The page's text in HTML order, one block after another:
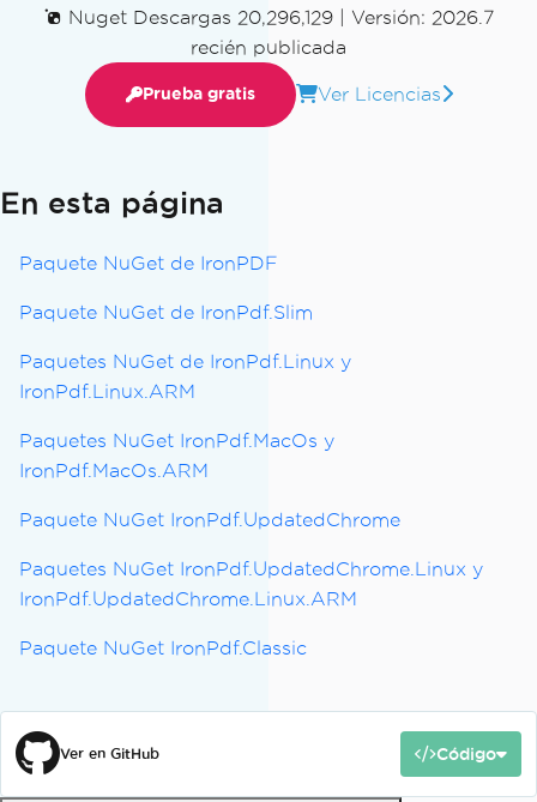
Nuget Descargas 20,296,129
Versión: 2026.7
recién publicada
Prueba gratis Ver Licencias
En esta página
Paquete NuGet de IronPDF
Paquete NuGet de IronPdf.Slim
Paquetes NuGet de IronPdf.Linux y
IronPdf.Linux.ARM
Paquetes NuGet IronPdf.MacOs y
IronPdf.MacOs.ARM
Paquete NuGet IronPdf.UpdatedChrome
Paquetes NuGet IronPdf.UpdatedChrome.Linux y
IronPdf.UpdatedChrome.Linux.ARM
Paquete NuGet IronPdf.Classic
Ver en GitHub Código